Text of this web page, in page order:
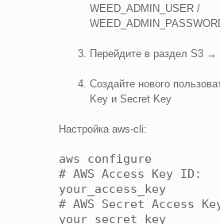
WEED_ADMIN_USER /
Перейдите в раздел S3 →
Создайте нового
Key и Secret Key
Настройка aws-cli:
aws configure
# AWS Access Key ID:
your_access_key
# AWS Secret Access
your_secret_key